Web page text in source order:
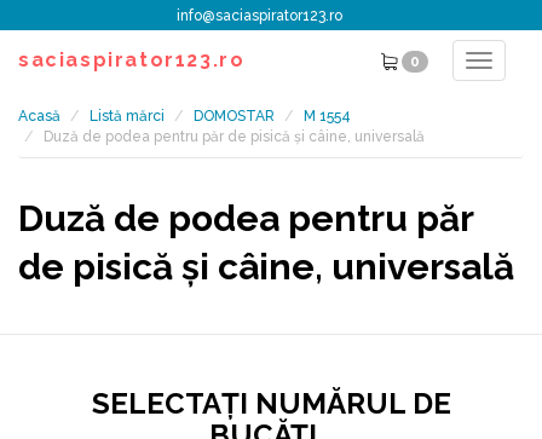
info@saciaspirator123.ro
saciaspirator123.ro 0
Toggle
Acasă Listă mărci DOMOSTAR
M 1554
Duză de podea pentru păr de pisică și câine, universală
Duză de podea pentru păr
de pisică și câine, universală
SELECTAŢI NUMĂRUL DE